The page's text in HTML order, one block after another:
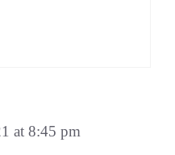
at 8:45 pm